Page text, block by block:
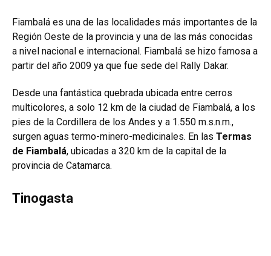
Fiambalá es una de las localidades más importantes de la
Región Oeste de la provincia y una de las más conocidas
a nivel nacional e internacional. Fiambalá se hizo famosa a
partir del año 2009 ya que fue sede del Rally Dakar.
Desde una fantástica quebrada ubicada entre cerros
multicolores, a solo 12 km de la ciudad de Fiambalá, a los
pies de la Cordillera de los Andes y a 1.550 m.s.n.m.,
surgen aguas termo-minero-medicinales. En las Termas
de Fiambalá, ubicadas a 320 km de la capital de la
provincia de Catamarca.
Tinogasta